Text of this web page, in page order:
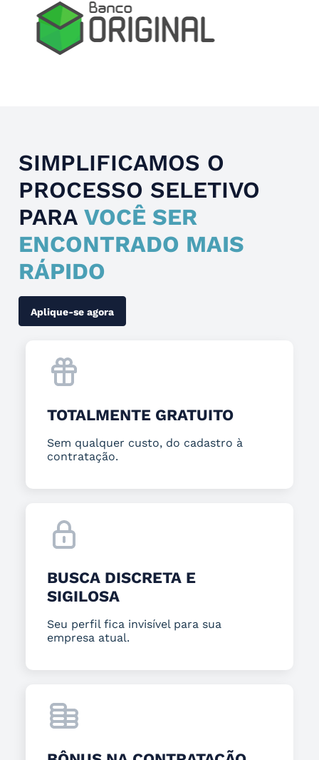
SIMPLIFICAMOS O
PROCESSO SELETIVO
PARA VOCÊ SER
ENCONTRADO MAIS
RÁPIDO
Aplique-se agora
TOTALMENTE GRATUITO
Sem qualquer custo, do cadastro à
contratação.
BUSCA DISCRETA E
SIGILOSA
Seu perfil fica invisível para sua
empresa atual.